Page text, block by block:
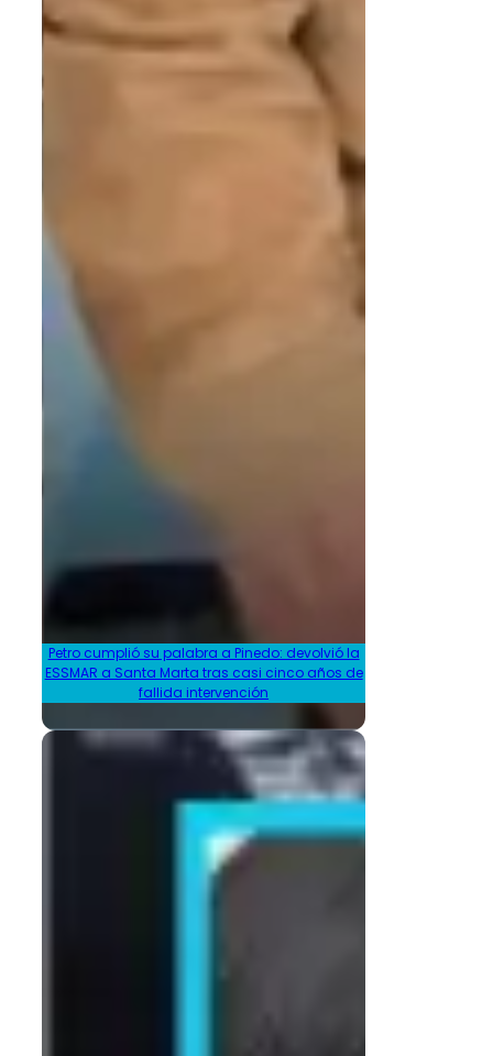
Petro cumplió su palabra a Pinedo: devolvió la
ESSMAR a Santa Marta tras casi cinco años de
fallida intervención